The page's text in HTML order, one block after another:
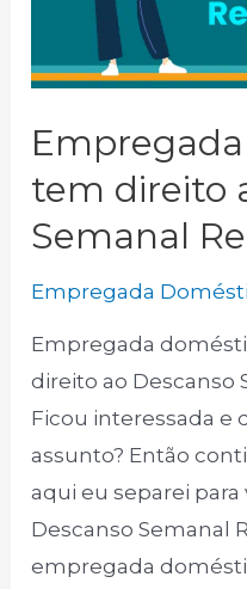
tem direito
Semanal
Empregada
Empregada
direito ao Descanso
Ficou interessada e
assunto? Então
aqui eu separei para
Descanso Semanal
empregada